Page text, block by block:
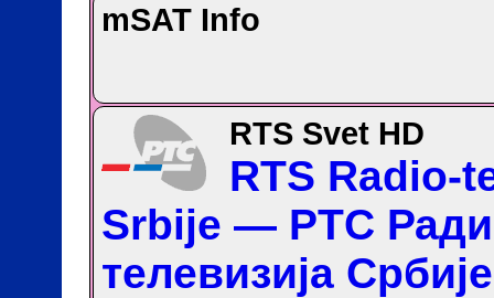
mSAT Info
RTS Svet HD
RTS Radio-
Srbije — PTC
телевизија Србије